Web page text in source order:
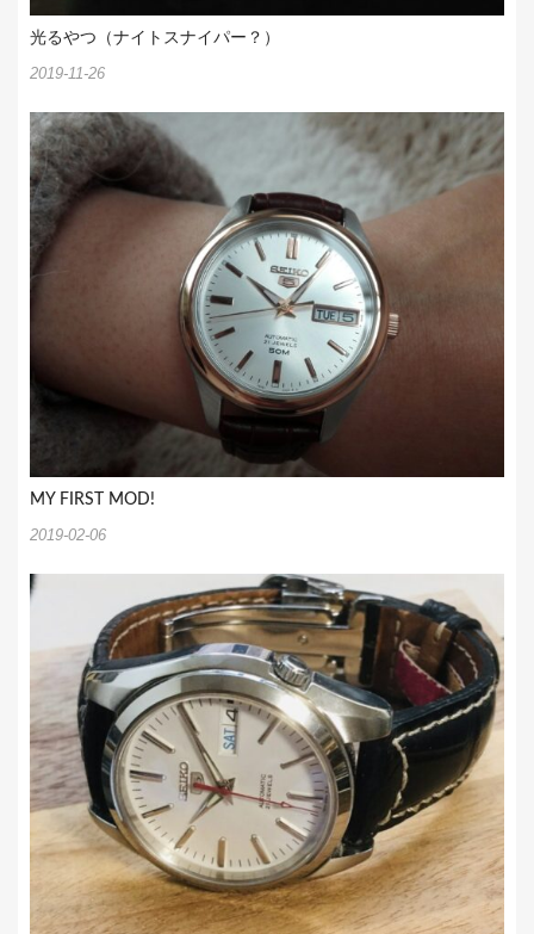
光るやつ（ナイトスナイパー？）
2019-11-26
MY FIRST MOD!
2019-02-06